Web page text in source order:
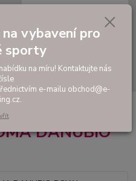
Hledat
0,00 Kč
DANUBIO ROYAL
DANUBIO
vybavení pro
sporty
na míru! Kontaktujte nás
e-mailu obchod@e-